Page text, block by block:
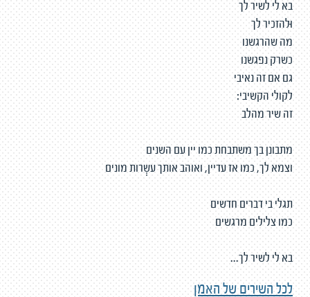
בא לי לשיר לך
וּלהזכיר לך
מה שהרגשנו
כשרק נפגשנו
גם אם זה נאיבי
לקולי הקשיבי:
זה שיר מהלב
מתבונן בך משתבחת כמו יין עם השנים
וצמא לך, כמו אז עדיין, ואוהב אותך עשְרות מונים
תגלי בי דברים חדשים
כמו צלילים מרגשים
בא לי לשיר לך...
לכל השירים של האמן